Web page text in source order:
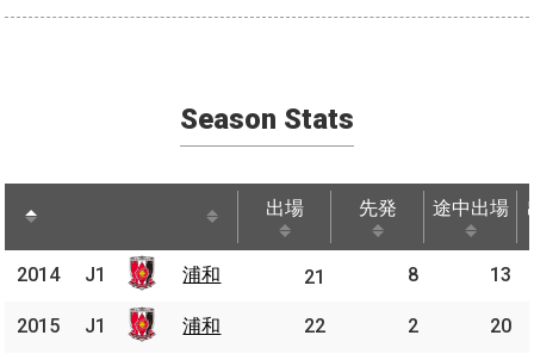
Season Stats
出場 先発 途中出場
途中出場
2014 J1 浦和 21 8 13
2015 J1 浦和 22 2 20
2014 J1 浦和
2015 J1 浦和